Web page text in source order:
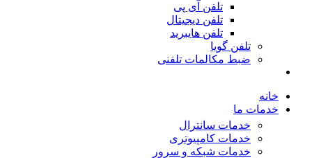
تلفن آی پی
تلفن دیجیتال
تلفن هایبرید
تلفن گویا
ضبط مکالمات تلفنی
خانه
خدمات ما
خدمات سانترال
خدمات کامپیوتری
خدمات شبکه و سرور